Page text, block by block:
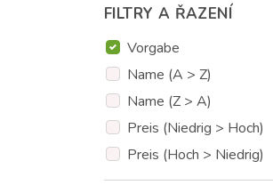
FILTRY A ŘAZENÍ
Vorgabe
Name (A > Z)
Name (Z > A)
Preis (Niedrig > Hoch)
Preis (Hoch > Niedrig)